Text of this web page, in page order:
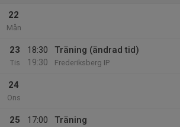
22
Mån
23
Tis
18:30
19:30
Träning (ändrad tid)
Frederiksberg IP
24
Ons
25
17:00
Träning